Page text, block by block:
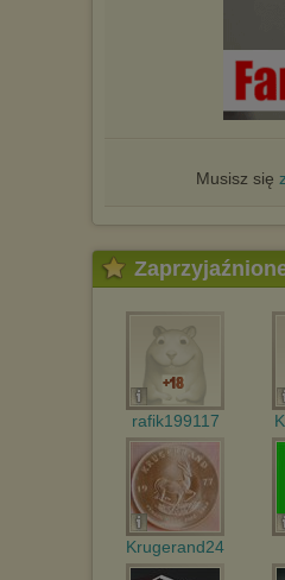
Musisz się
rafik199117
Krugerand24